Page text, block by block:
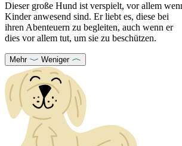
Dieser große Hund ist verspielt, vor allem
Kinder anwesend sind. Er liebt es, diese bei
ihren Abenteuern zu begleiten, auch wenn er
dies vor allem tut, um sie zu beschützen.
Mehr Weniger